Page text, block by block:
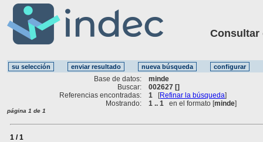
Consultar
Base de datos:
minde
Buscar:
002627 []
Referencias encontradas:
1 [Refinar la búsqueda]
Mostrando:
1 .. 1 en el formato [minde]
página 1 de 1
1 / 1